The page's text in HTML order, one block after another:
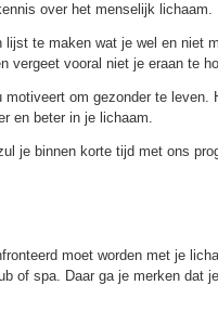
over het menselijk lichaam.
te maken wat je wel en niet
vergeet vooral niet je eraan te
om gezonder te leven.
en beter in je lichaam.
je binnen korte tijd met ons
moet worden met je
of spa. Daar ga je merken dat